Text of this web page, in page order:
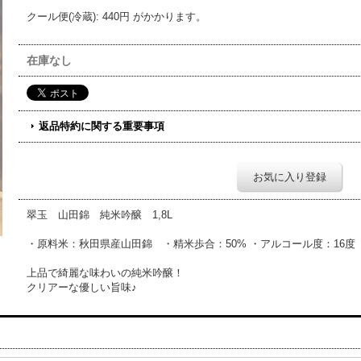
クール便(冷蔵): 440円 がかかります。
在庫なし
返品特約に関する重要事項
お気に入り登録
翠玉 山田錦 純米吟醸 1,8L
・原料米：秋田県産山田錦 ・精米歩合：50% ・アルコール度：16度
上品で綺麗な味わいの純米吟醸！
クリアーな優しい旨味♪